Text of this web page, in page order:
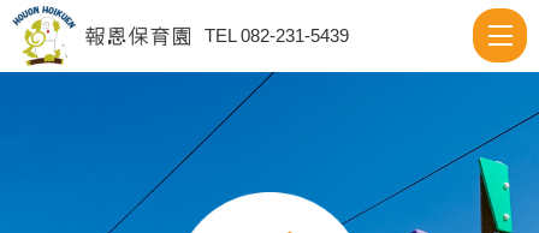
大
き
く
TEL 082-231-5439